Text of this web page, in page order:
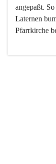
angepaßt.
Laternen
Pfarrkirche
Der